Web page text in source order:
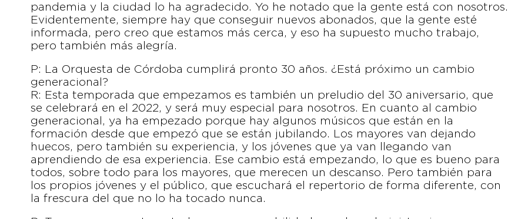
pandemia y la ciudad lo ha agradecido. Yo he notado que la gente está con nosotros.
Evidentemente, siempre hay que conseguir nuevos abonados, que la gente esté
informada, pero creo que estamos más cerca, y eso ha supuesto mucho trabajo,
pero también más alegría.
P: La Orquesta de Córdoba cumplirá pronto 30 años. ¿Está próximo un cambio
generacional?
R: Esta temporada que empezamos es también un preludio del 30 aniversario, que
se celebrará en el 2022, y será muy especial para nosotros. En cuanto al cambio
generacional, ya ha empezado porque hay algunos músicos que están en la
formación desde que empezó que se están jubilando. Los mayores van dejando
huecos, pero también su experiencia, y los jóvenes que ya van llegando van
aprendiendo de esa experiencia. Ese cambio está empezando, lo que es bueno para
todos, sobre todo para los mayores, que merecen un descanso. Pero también para
los propios jóvenes y el público, que escuchará el repertorio de forma diferente, con
la frescura del que no lo ha tocado nunca.